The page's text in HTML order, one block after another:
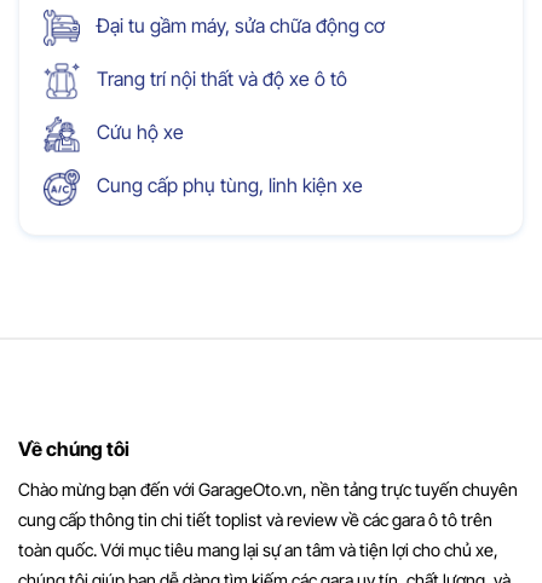
Đại tu gầm máy, sửa chữa động cơ
Trang trí nội thất và độ xe ô tô
Cứu hộ xe
Cung cấp phụ tùng, linh kiện xe
Về chúng tôi
Chào mừng bạn đến với GarageOto.vn, nền tảng trực tuyến chuyên
cung cấp thông tin chi tiết toplist và review về các gara ô tô trên
toàn quốc. Với mục tiêu mang lại sự an tâm và tiện lợi cho chủ xe,